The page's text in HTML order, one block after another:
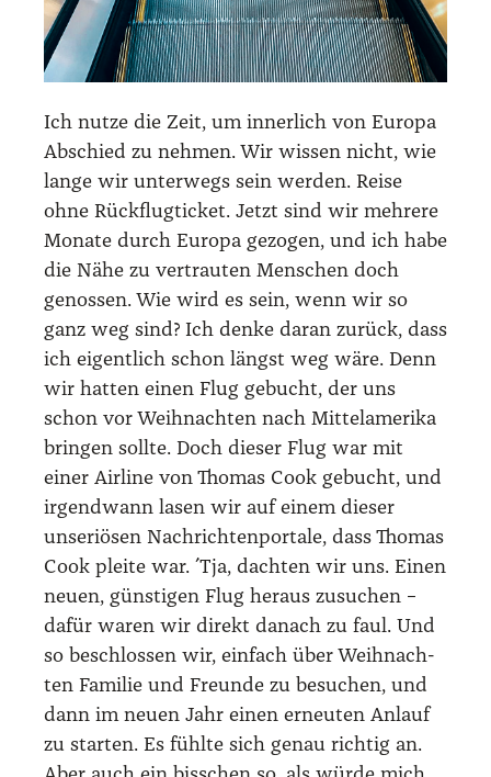
Ich nut­ze die Zeit, um inner­lich von Euro­pa
Abschied zu neh­men. Wir wis­sen nicht, wie
lan­ge wir unter­wegs sein wer­den. Rei­se
ohne Rück­flug­ti­cket. Jetzt sind wir meh­re­re
Mona­te durch Euro­pa gezo­gen, und ich habe
die Nähe zu ver­trau­ten Men­schen doch
genos­sen. Wie wird es sein, wenn wir so
ganz weg sind? Ich den­ke dar­an zurück, dass
ich eigent­lich schon längst weg wäre. Denn
wir hat­ten einen Flug gebucht, der uns
schon vor Weih­nach­ten nach Mit­tel­ame­ri­ka
brin­gen soll­te. Doch die­ser Flug war mit
einer Air­line von Tho­mas Cook gebucht, und
irgend­wann lasen wir auf einem die­ser
unse­riö­sen Nach­rich­ten­por­ta­le, dass Tho­mas
Cook plei­te war. ´Tja, dach­ten wir uns. Einen
neu­en, güns­ti­gen Flug her­aus zusu­chen –
dafür waren wir direkt danach zu faul. Und
so beschlos­sen wir, ein­fach über Weih­nach­
ten Fami­lie und Freun­de zu besu­chen, und
dann im neu­en Jahr einen erneu­ten Anlauf
zu star­ten. Es fühl­te sich genau rich­tig an.